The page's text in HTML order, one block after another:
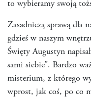
to wybieramy swoją
Zasadniczą sprawą dla
gdzieś w naszym
Święty Augustyn
sami siebie”. Bardzo
misterium, z którego
wprost, jak coś, po co